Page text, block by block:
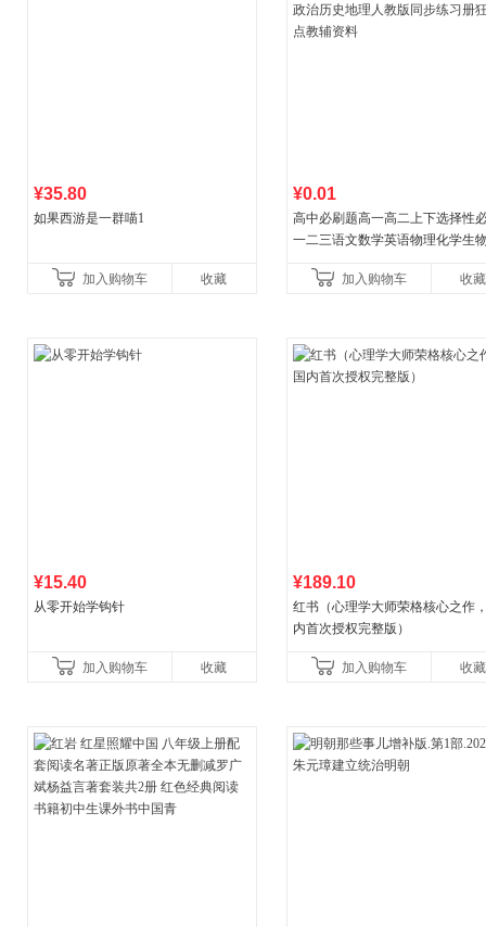
¥35.80
如果西游是一群喵1
加入购物车 收藏
¥0.01
高中必刷题高一高二上下选择性
一二三语文数学英语物理化学生
教辅资料加入购物车 收藏
¥15.40
从零开始学钩针
加入购物车 收藏
¥189.10
红书（心理学大师荣格核心之作
内首次授权完整版）
加入购物车 收藏